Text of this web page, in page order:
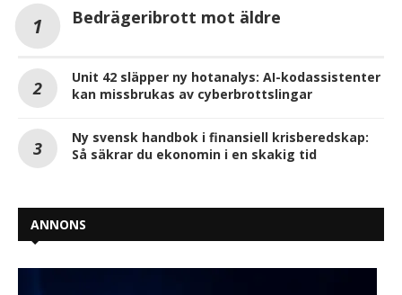
Bedrägeribrott mot äldre
Unit 42 släpper ny hotanalys: AI-kodassistenter
kan missbrukas av cyberbrottslingar
Ny svensk handbok i finansiell krisberedskap:
Så säkrar du ekonomin i en skakig tid
ANNONS